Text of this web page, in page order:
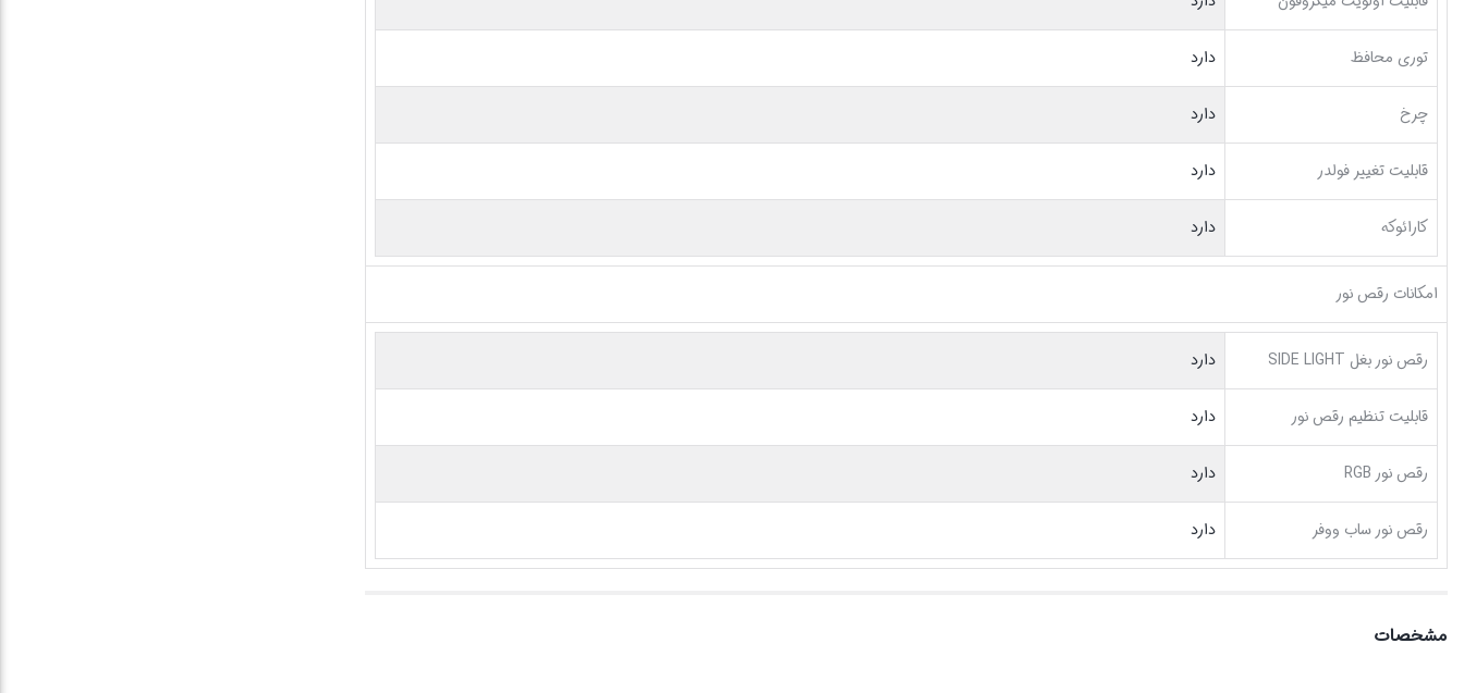
توری محافظ دارد
چرخ دارد
قابلیت تغییر فولدر دارد
کارائوکه دارد
امکانات رقص نور
رقص نور بغل SIDE LIGHT دارد
قابلیت تنظیم رقص نور دارد
رقص نور RGB دارد
رقص نور ساب ووفر دارد
مشخصات